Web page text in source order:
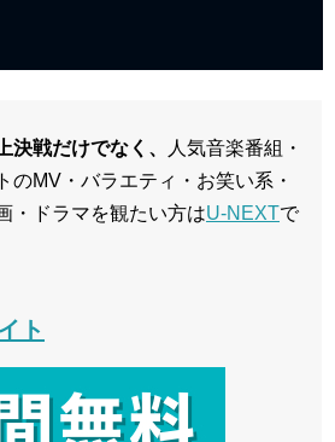
決戦だけでなく、
人気音楽番組・
のMV・バラエティ・お笑い系・
・ドラマを観たい方はU-NEXTで
ト